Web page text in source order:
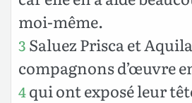
moi-même.
3 Saluez Prisca et
compagnons d’œuvre
4qui ont exposé leur